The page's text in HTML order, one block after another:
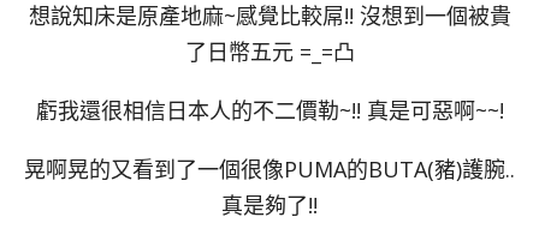
想說知床是原產地麻~感覺比較屌!! 沒想到一個被貴
了日幣五元 =_=凸
虧我還很相信日本人的不二價勒~!! 真是可惡啊~~!
晃啊晃的又看到了一個很像PUMA的BUTA(豬)護腕..
真是夠了!!